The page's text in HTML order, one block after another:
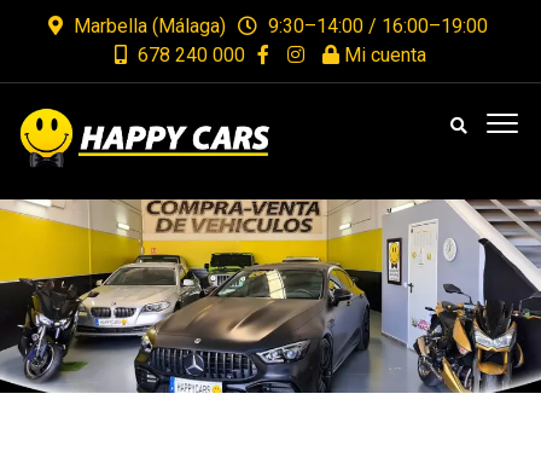
Marbella (Málaga)
9:30–14:00 / 16:00–19:00
678 240 000
Mi cuenta